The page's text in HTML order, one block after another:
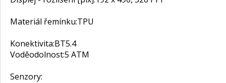
Materiál řemínku:TPU
Konektivita:BT5.4
Voděodolnost:5 ATM
Senzory: